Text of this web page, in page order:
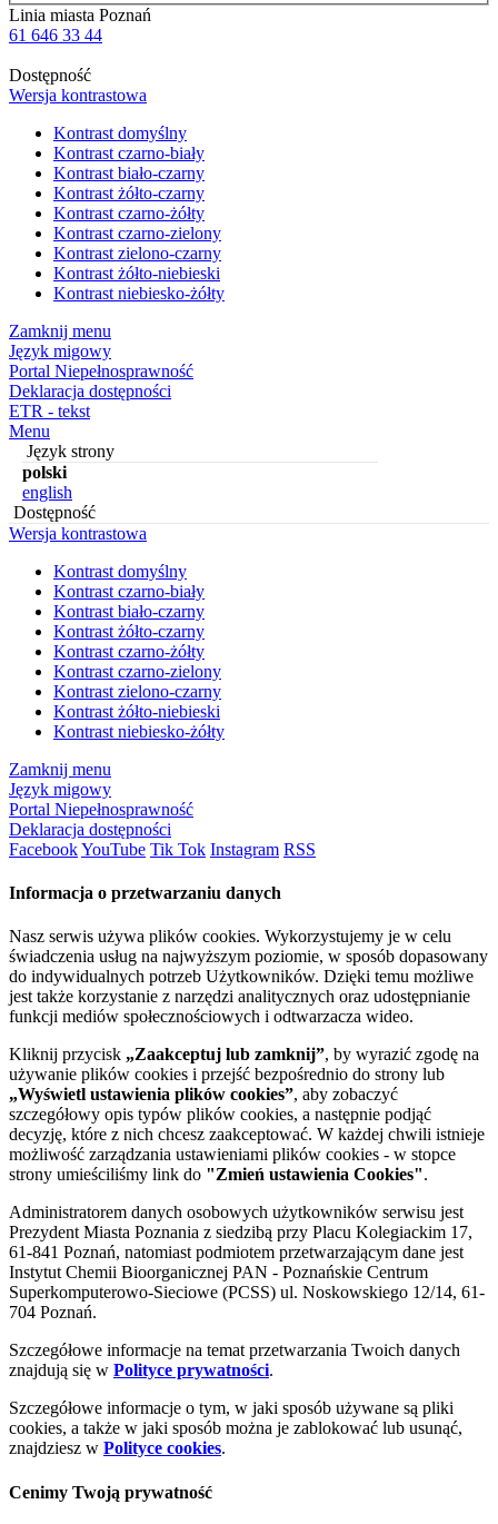
Linia miasta Poznań
61 646 33 44
Dostępność
Wersja kontrastowa
Kontrast domyślny
Kontrast czarno-biały
Kontrast biało-czarny
Kontrast żółto-czarny
Kontrast czarno-żółty
Kontrast czarno-zielony
Kontrast zielono-czarny
Kontrast żółto-niebieski
Kontrast niebiesko-żółty
Zamknij menu
Język migowy
Portal Niepełnosprawność
Deklaracja dostępności
ETR - tekst
Menu
Język strony
polski
english
Dostępność
Wersja kontrastowa
Kontrast domyślny
Kontrast czarno-biały
Kontrast biało-czarny
Kontrast żółto-czarny
Kontrast czarno-żółty
Kontrast czarno-zielony
Kontrast zielono-czarny
Kontrast żółto-niebieski
Kontrast niebiesko-żółty
Zamknij menu
Język migowy
Portal Niepełnosprawność
Deklaracja dostępności
FacebookYouTube Tik Tok Instagram RSS
Informacja o przetwarzaniu danych
Nasz serwis używa plików cookies. Wykorzystujemy je w celu
świadczenia usług na najwyższym poziomie, w sposób dopasowany
do indywidualnych potrzeb Użytkowników. Dzięki temu możliwe
jest także korzystanie z narzędzi analitycznych oraz udostępnianie
funkcji mediów społecznościowych i odtwarzacza wideo.
Kliknij przycisk „Zaakceptuj lub zamknij”, by wyrazić zgodę na
używanie plików cookies i przejść bezpośrednio do strony lub
„Wyświetl ustawienia plików cookies”, aby zobaczyć
szczegółowy opis typów plików cookies, a następnie podjąć
decyzję, które z nich chcesz zaakceptować. W każdej chwili istnieje
możliwość zarządzania ustawieniami plików cookies - w stopce
strony umieściliśmy link do "Zmień ustawienia Cookies".
Administratorem danych osobowych użytkowników serwisu jest
Prezydent Miasta Poznania z siedzibą przy Placu Kolegiackim 17,
61-841 Poznań, natomiast podmiotem przetwarzającym dane jest
Instytut Chemii Bioorganicznej PAN - Poznańskie Centrum
Superkomputerowo-Sieciowe (PCSS) ul. Noskowskiego 12/14, 61-
704 Poznań.
Szczegółowe informacje na temat przetwarzania Twoich danych
znajdują się w Polityce prywatności.
Szczegółowe informacje o tym, w jaki sposób używane są pliki
cookies, a także w jaki sposób można je zablokować lub usunąć,
znajdziesz w Polityce cookies.
Cenimy Twoją prywatność